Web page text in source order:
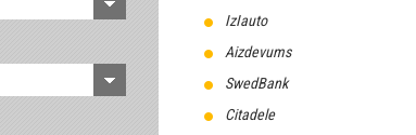
IzIauto
Aizdevums
SwedBank
Citadele